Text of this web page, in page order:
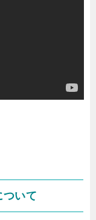
いて